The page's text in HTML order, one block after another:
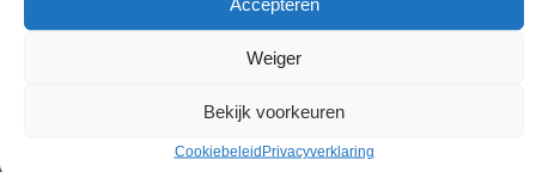
Weiger
Bekijk voorkeuren
CookiebeleidPrivacyverklaring